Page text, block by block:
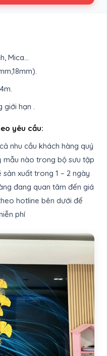
Mica…
giới hạn .
yêu cầu:
nhu cầu khách hàng quý
nào trong bộ sưu tập
xuất trong 1 – 2 ngày
đang quan tâm đến giá
hotline bên dưới để
phí